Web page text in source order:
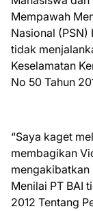
Mempawah
Nasional (PSN)
tidak
Keselamatan
No 50 Tahun
“Saya kaget
membagikan
mengakibatkan
Menilai PT BAI
2012 Tentang